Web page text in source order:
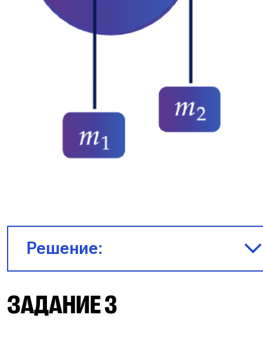
$F = \frac{5}{2}T = \frac{5}{2}mg =
0{,}2 \cdot 10 = 5 \text{ Н}$
Решение:
ЗАДАНИЕ 3